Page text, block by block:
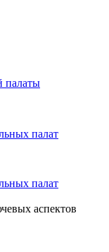
палаты
палат
палат
аспектов